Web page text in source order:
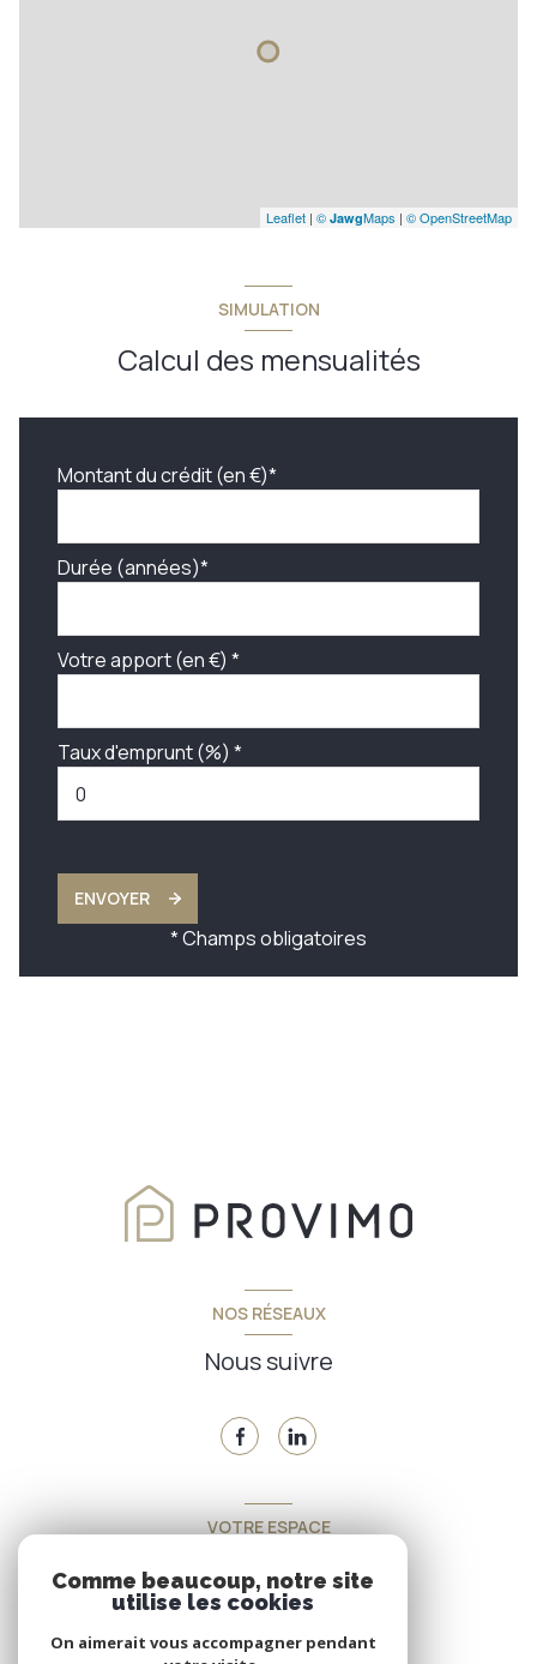
Leaflet | © JawgMaps | © OpenStreetMap
SIMULATION
Calcul des mensualités
Montant du crédit (en €)*
Durée (années)*
Votre apport (en €) *
Taux d'emprunt (%) *
ENVOYER
* Champs obligatoires
NOS RÉSEAUX
Nous suivre
VOTRE ESPACE
Espace propriétaire
SE CONNECTER
Comme beaucoup, notre site
utilise les cookies
On aimerait vous accompagner pendant